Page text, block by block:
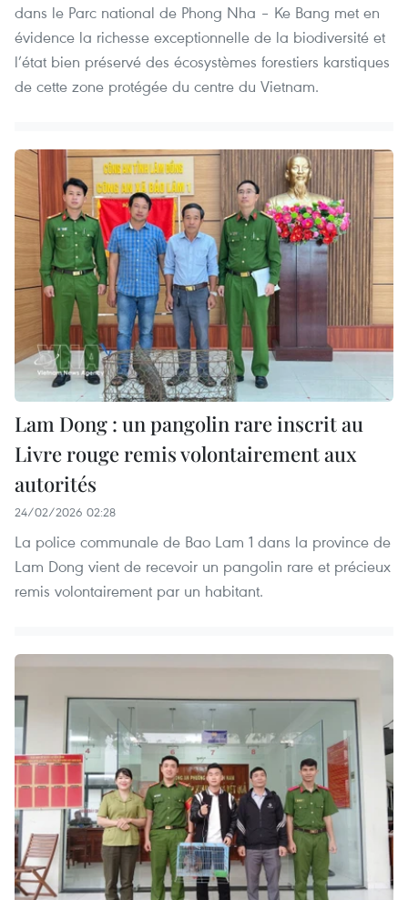
dans le Parc national de Phong Nha – Ke Bang met en
évidence la richesse exceptionnelle de la biodiversité et
l’état bien préservé des écosystèmes forestiers karstiques
de cette zone protégée du centre du Vietnam.
Lam Dong : un pangolin rare inscrit au
Livre rouge remis volontairement aux
autorités
24/02/2026 02:28
La police communale de Bao Lam 1 dans la province de
Lam Dong vient de recevoir un pangolin rare et précieux
remis volontairement par un habitant.